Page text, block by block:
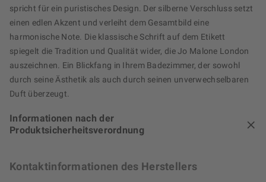
spricht für ein puristisches Design. Der silberne Verschluss setzt
einen edlen Akzent und verleiht dem Gesamtbild eine
harmonische Note. Die klassische Schrift auf dem Etikett
spiegelt die Tradition und Qualität wider, die Jo Malone London
auszeichnen. Ein Blickfang in Ihrem Badezimmer, der sowohl
durch seine Ästhetik als auch durch seinen unverwechselbaren
Duft überzeugt.
Informationen nach der
Produktsicherheitsverordnung
Kontaktinformationen des Herstellers